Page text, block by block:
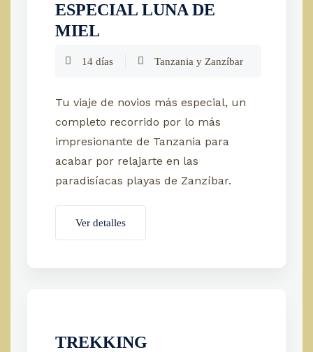
ESPECIAL LUNA DE
MIEL
14 días Tanzania y Zanzíbar
Tu viaje de novios más especial, un
completo recorrido por lo más
impresionante de Tanzania para
acabar por relajarte en las
paradisíacas playas de Zanzíbar.
Ver detalles
TREKKING